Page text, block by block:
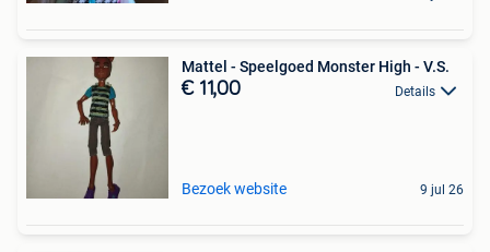
Mattel - Speelgoed Monster High - V.S.
€ 11,00 Details
Bezoek website 9 jul 26